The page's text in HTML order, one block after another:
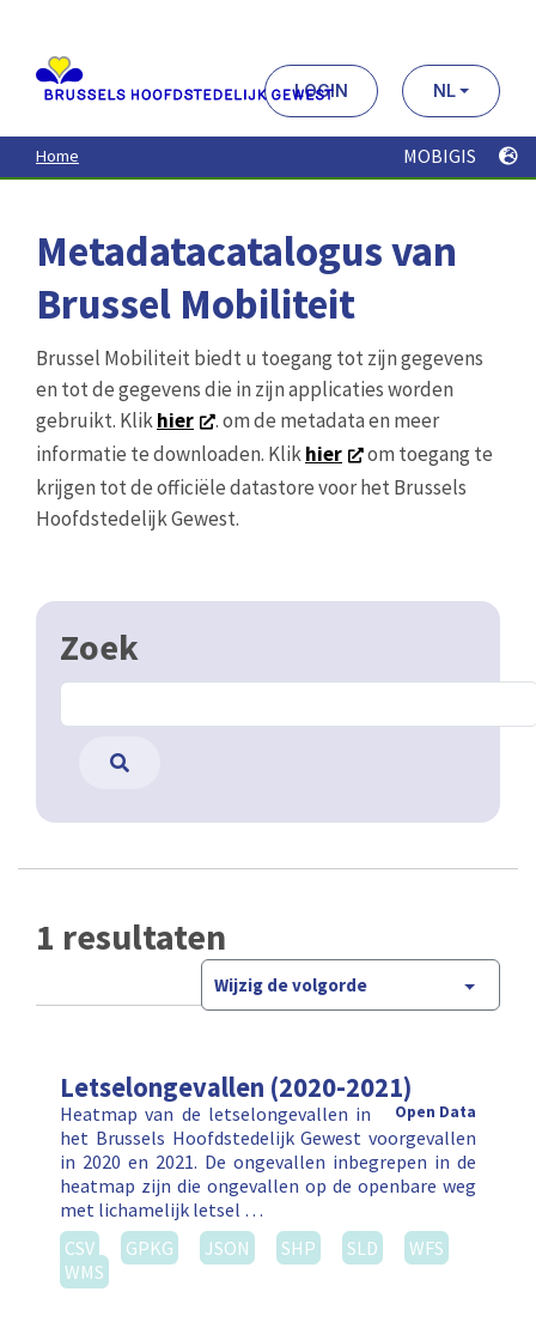
contenu
principal
LOGIN NL
Home MOBIGIS
Metadatacatalogus van
Brussel Mobiliteit
Brussel Mobiliteit biedt u toegang tot zijn gegevens
en tot de gegevens die in zijn applicaties worden
gebruikt. Klikhier
. om de metadata en meer
informatie te downloaden. Klikhier
om toegang te
krijgen tot de officiële datastore voor het Brussels
Hoofdstedelijk Gewest.
Zoek
1 resultaten
Wijzig de volgorde
Letselongevallen (2020-2021)
Open Data
Heatmap van de letselongevallen in
het Brussels Hoofdstedelijk Gewest voorgevallen
in 2020 en 2021. De ongevallen inbegrepen in de
heatmap zijn die ongevallen op de openbare weg
met lichamelijk letsel …
CSV
GPKG JSON SHP SLD
WFS
WMS